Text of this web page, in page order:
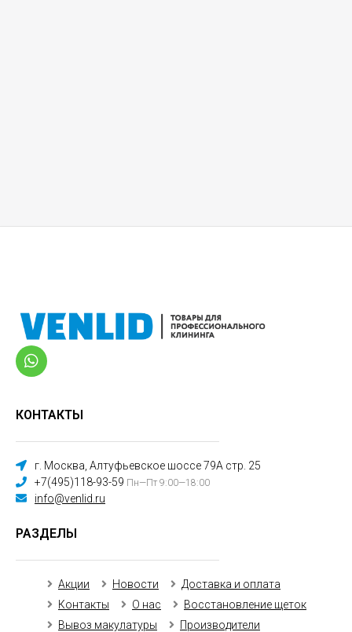
КОНТАКТЫ
г. Москва, Алтуфьевское шоссе 79А стр. 25
+7(495)118-93-59 Пн—Пт 9:00—18:00
info@venlid.ru
РАЗДЕЛЫ
Акции Новости
Доставка и оплата
Контакты
О нас
Восстановление щеток
Вывоз макулатуры
Производители